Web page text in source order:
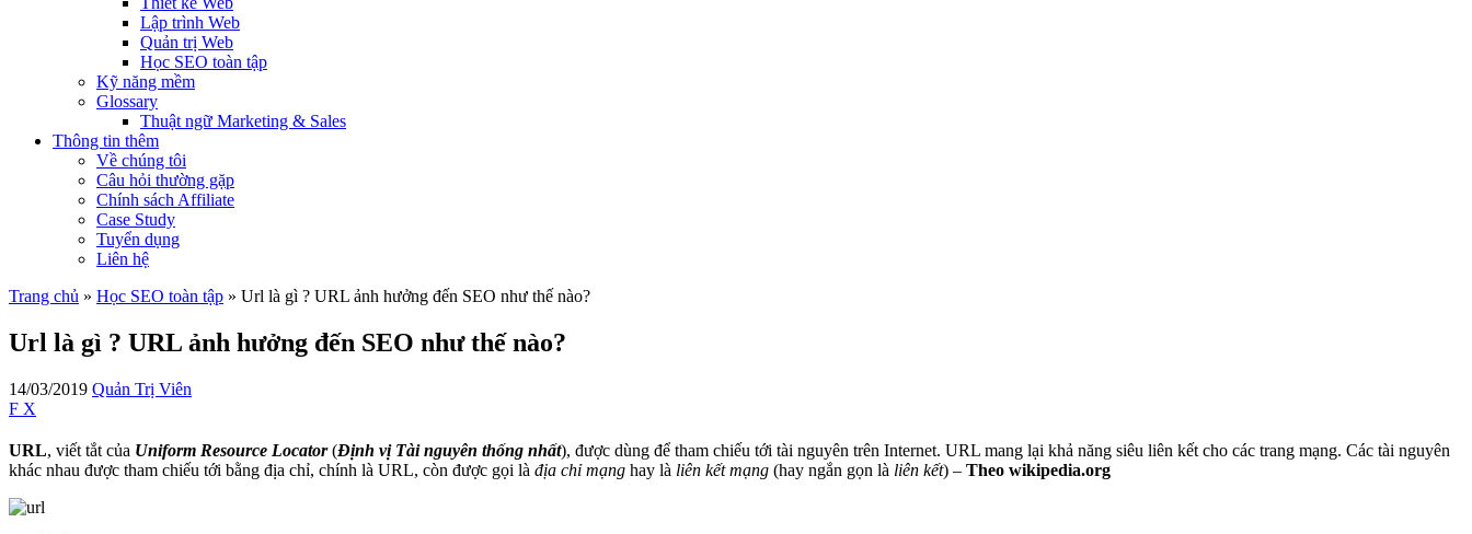
Lập trình Web
Quản trị Web
Học SEO toàn tập
Kỹ năng mềm
Glossary
Thuật ngữ Marketing & Sales
Thông tin thêm
Về chúng tôi
Câu hỏi thường gặp
Chính sách Affiliate
Case Study
Tuyển dụng
Liên hệ
Trang chủ » Học SEO toàn tập » Url là gì ? URL ảnh hưởng đến SEO như thế nào?
Url là gì ? URL ảnh hưởng đến SEO như thế nào?
14/03/2019 Quản Trị Viên
F X
URL, viết tắt của Uniform Resource Locator(Định vị Tài nguyên thống nhất), được dùng để tham chiếu tới tài nguyên trên Internet. URL mang lại khả năng siêu liên kết cho các trang mạng. Các tài nguyên
khác nhau được tham chiếu tới bằng địa chỉ, chính là URL, còn được gọi là địa chỉ mạng hay là liên kết mạng (hay ngắn gọn là liên kết) – Theo wikipedia.org